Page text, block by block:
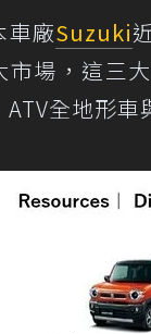
車廠Suzuki
市場，這三
ATV全地形